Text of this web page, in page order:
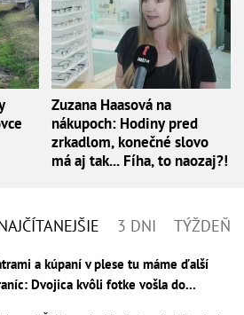
Zuzana Haasová na
nákupoch: Hodiny pred
zrkadlom, konečné slovo
má aj tak... Fíha, to naozaj?!
3 DNI TÝŽDEŇ
a kúpaní v plese tu máme ďalší
Dvojica kvôli fotke vošla do...